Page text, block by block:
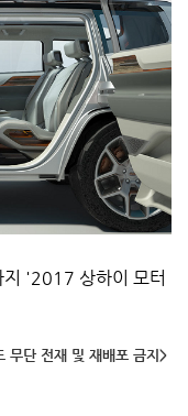
'2017 상하이 모터
무단 전재 및 재배포 금지>